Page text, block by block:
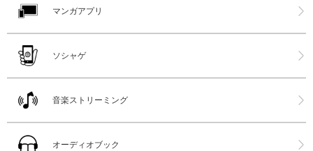
マンガアプリ
ソシャゲ
音楽ストリーミング
オーディオブック